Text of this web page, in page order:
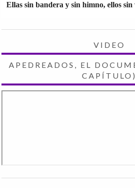
Ellas sin bandera y sin himno, ellos sin
VIDEO
APEDREADOS, EL
CAPÍTULO)